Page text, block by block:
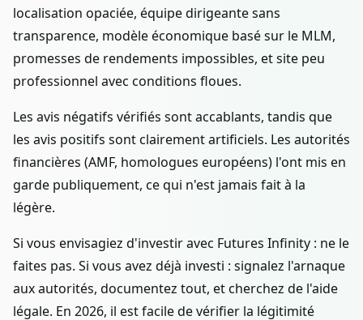
localisation opaciée, équipe dirigeante sans
transparence, modèle économique basé sur le MLM,
promesses de rendements impossibles, et site peu
professionnel avec conditions floues.
Les avis négatifs vérifiés sont accablants, tandis que
les avis positifs sont clairement artificiels. Les autorités
financières (AMF, homologues européens) l'ont mis en
garde publiquement, ce qui n'est jamais fait à la
légère.
Si vous envisagiez d'investir avec Futures Infinity : ne le
faites pas. Si vous avez déjà investi : signalez l'arnaque
aux autorités, documentez tout, et cherchez de l'aide
légale. En 2026, il est facile de vérifier la légitimité